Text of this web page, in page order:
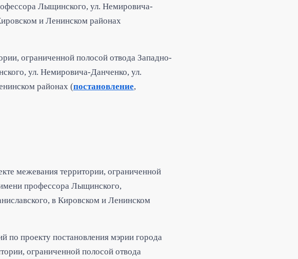
Лыщинского, ул. Немировича-
и Ленинском районах
ограниченной полосой отвода Западно-
ул. Немировича-Данченко, ул.
районах (постановление,
межевания территории, ограниченной
профессора Лыщинского,
в Кировском и Ленинском
по проекту постановления мэрии города
ограниченной полосой отвода